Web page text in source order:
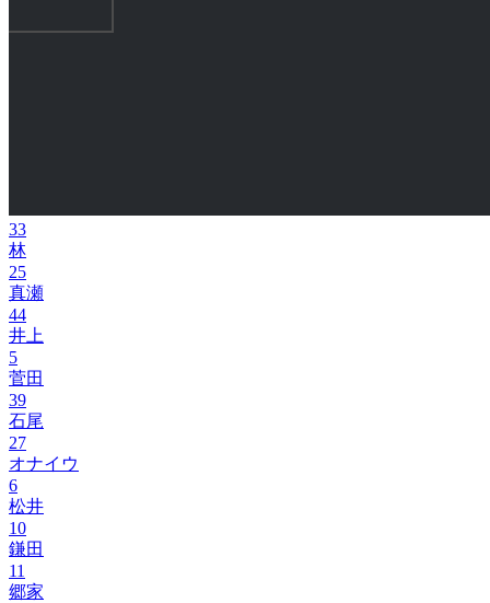
33
林
25
真瀬
44
井上
5
菅田
39
石尾
27
オナイウ
6
松井
10
鎌田
11
郷家